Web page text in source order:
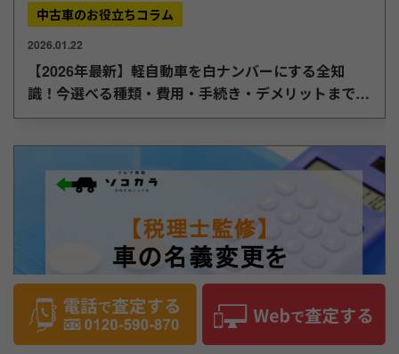
中古車のお役立ちコラム
2026.01.22
【2026年最新】軽自動車を白ナンバーにする全知
識！今選べる種類・費用・手続き・デメリットまで徹
底解説